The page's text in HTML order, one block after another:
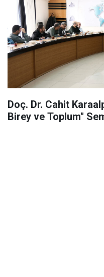
Doç. Dr. Cahit
Birey ve Toplum"